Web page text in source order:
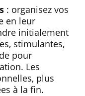
: organisez vos
en leur
initialement
stimulantes,
pour
Les
plus
à la fin.